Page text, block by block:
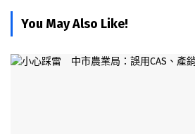
You May Also Like!